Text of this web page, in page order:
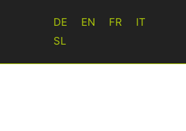
DE EN FR
IT
SL